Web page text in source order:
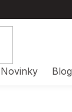
Novinky Blog